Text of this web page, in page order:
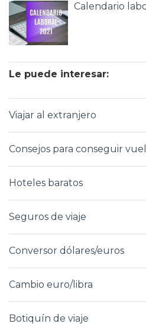
Calendario
Le puede interesar:
Viajar al extranjero
Consejos para conseguir
Hoteles baratos
Seguros de viaje
Conversor dólares/euros
Cambio euro/libra
Botiquín de viaje